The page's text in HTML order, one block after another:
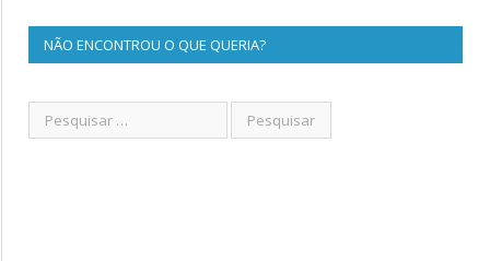
NÃO ENCONTROU O QUE QUERIA?